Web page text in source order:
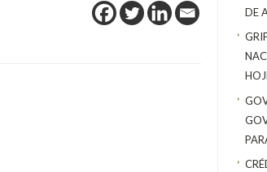
DE